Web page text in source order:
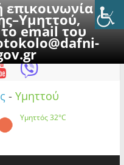
επικοινωνία με
email του
2026
- Υμηττού
Υμηττός32°C